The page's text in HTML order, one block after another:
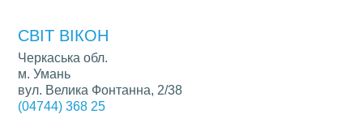
СВІТ ВІКОН
Черкаська обл.
м. Умань
вул. Велика Фонтанна, 2/38
(04744) 368 25